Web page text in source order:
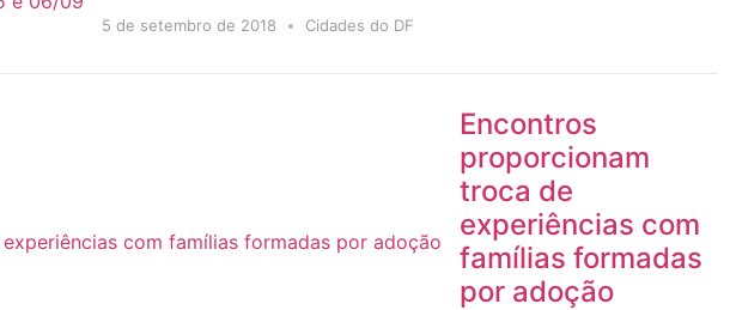
5 de setembro de 2018 Cidades do DF
Encontros
proporcionam
troca de
experiências com
famílias formadas
por adoção